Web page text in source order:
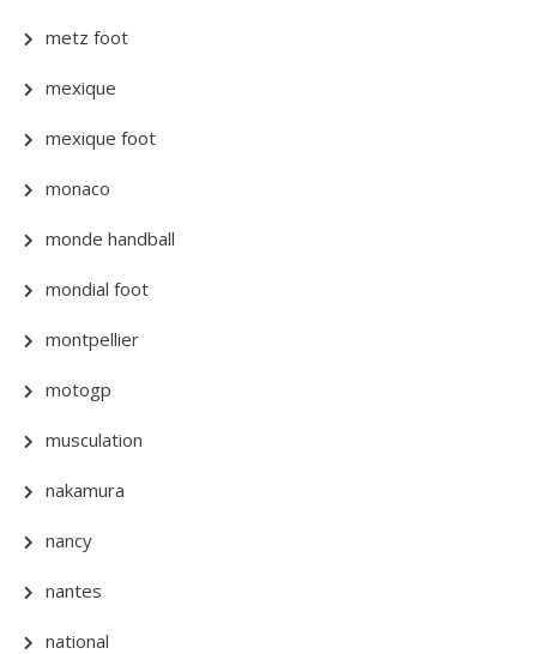
metz foot
mexique
mexique foot
monaco
monde handball
mondial foot
montpellier
motogp
musculation
nakamura
nancy
nantes
national